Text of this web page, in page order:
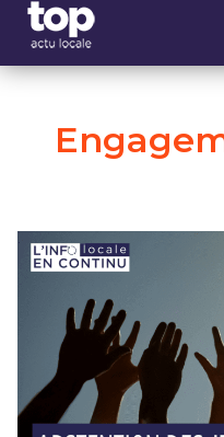
Panneau de gestion des